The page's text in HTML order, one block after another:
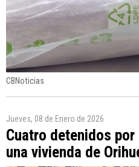
CBNoticias
Jueves, 08 de Enero de 2026
Cuatro detenidos
una vivienda de